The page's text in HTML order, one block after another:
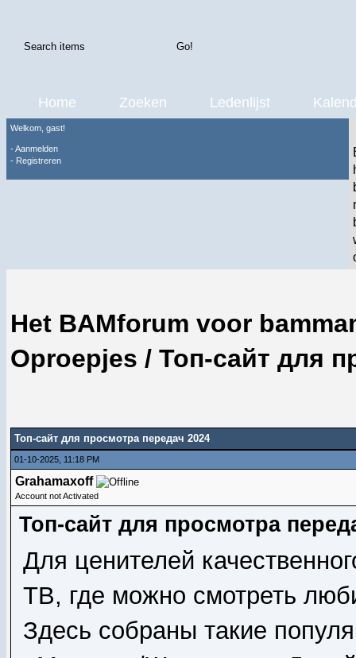
Home Zoeken Ledenlijst
Welkom, gast!
-Aanmelden
- Registreren
Het BAMforum voor
Oproepjes / Топ-сайт для
Топ-сайт для просмотра передач 2024
01-10-2025, 11:18 PM
Grahamaxoff
Account not Activated
Топ-сайт для просмотра
Для ценителей
ТВ, где можно смотреть
Здесь собраны такие